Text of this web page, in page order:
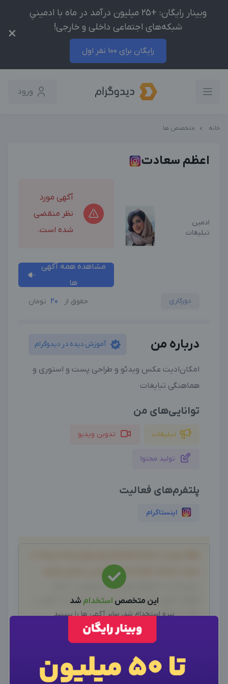
وبینار رایگان: +25 میلیون درآمد در ماه با ادمینیِ
شبکه‌های اجتماعی داخلی و خارجی!
رایگان برای 100 نفر اول
×
ورود
خانه متخصص ها
اعظم سعادت
ادمین
تبلیغات
آگهی مورد
نظر منقضی
شده است.
مشاهده همه آگهی
ها
دورکاری حقوق از 20 تومان
درباره من آموزش دیده در دیدوگرام
امکان‌ادیت عکس ویدئو و طراحی پست و استوری و
هماهنگی تبایغات
توانایی‌های من
تبلیغات تدوین ویدیو
تولید محتوا
پلتفرم‌های فعالیت
اینستاگرام
صحت خدمات ارائه شده، اطمینان حاصل نمایید.
بدیهی است دیدوگرام هیچ نوع مسئولیتی در قبال
اظهارات آگهی نداشته و صحت موارد ذکر شده در آگهی، بر
عهده فرد آگهی دهنده می باشد.
این متخصص استخدام شد
نیرو استخدام شد، سایر آگهی ها را ببینید
سایر متخصصین
تجربه همکاری خود با این ادمین "اعظم
اطلاعات تماس
ورود به حساب کاربری
وارد حساب کاربری شوید